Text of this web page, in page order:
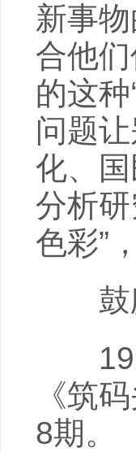
新事
合他
的这
问题
化、
分析
色彩”
鼓励
《筑
8期。